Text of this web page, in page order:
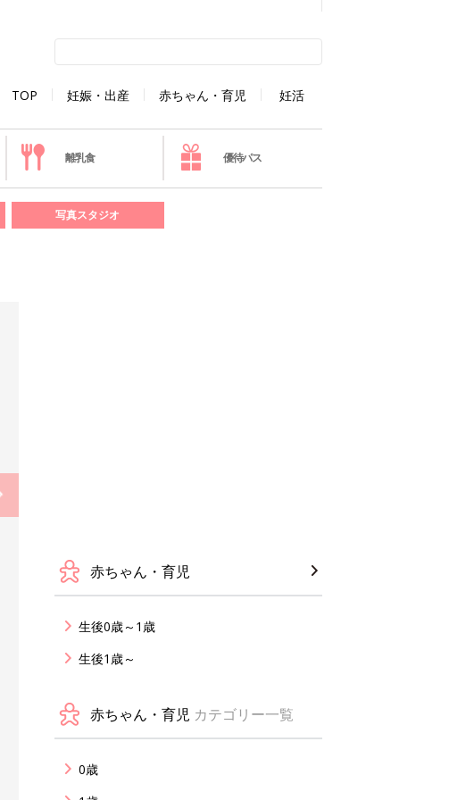
TOP 妊娠・出産 赤ちゃん・育児 妊活
離乳食 優待パス
写真スタジオ
赤ちゃん・育児
生後0歳～1歳
生後1歳～
赤ちゃん・育児 カテゴリー一覧
0歳